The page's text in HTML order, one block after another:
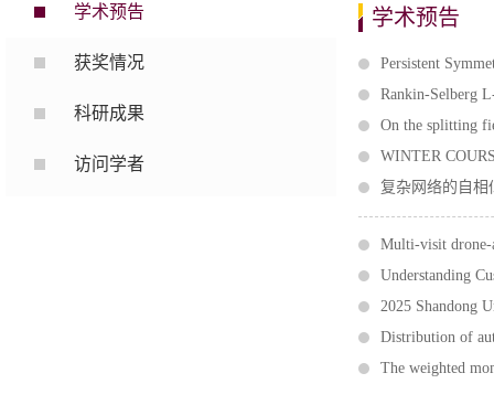
学术预告
获奖情况
科研成果
访问学者
学术预告
Persistent
Rankin-Selberg
On the splitting
WINTER
复杂网络的自相
Multi-visit drone-
Understanding
2025 Shandong
Distribution of
The weighted